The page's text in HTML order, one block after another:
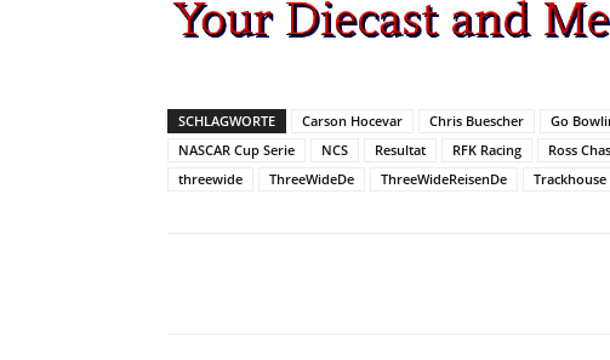
SCHLAGWORTE Carson Hocevar Chris Buescher Go
NASCAR Cup Serie
NCS Resultat RFK Racing Ross
threewide
ThreeWideDe ThreeWideReisenDe Trackhouse